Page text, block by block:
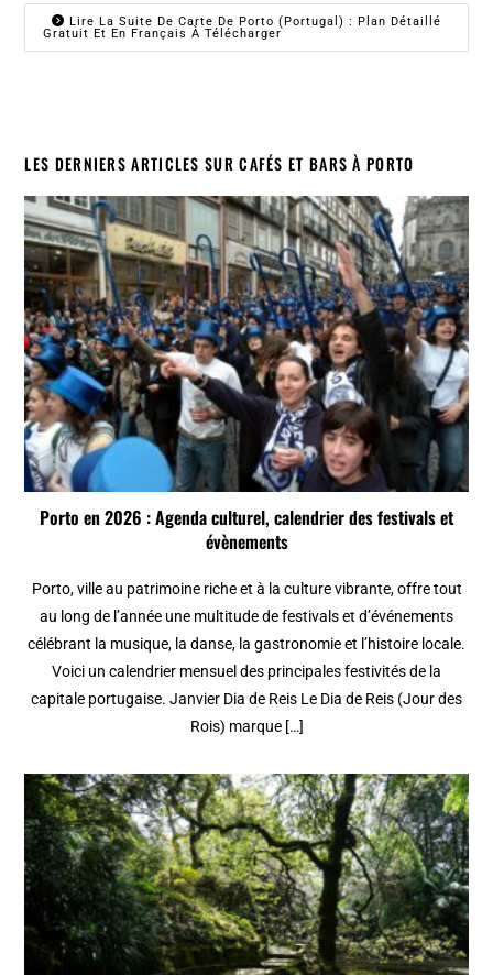
Lire La Suite De Carte De Porto (Portugal) : Plan Détaillé
Gratuit Et En Français À Télécharger
LES DERNIERS ARTICLES SUR CAFÉS ET BARS À PORTO
Porto en 2026 : Agenda culturel, calendrier des festivals et
évènements
Porto, ville au patrimoine riche et à la culture vibrante, offre tout
au long de l’année une multitude de festivals et d’événements
célébrant la musique, la danse, la gastronomie et l’histoire locale.
Voici un calendrier mensuel des principales festivités de la
capitale portugaise. Janvier Dia de Reis Le Dia de Reis (Jour des
Rois) marque […]